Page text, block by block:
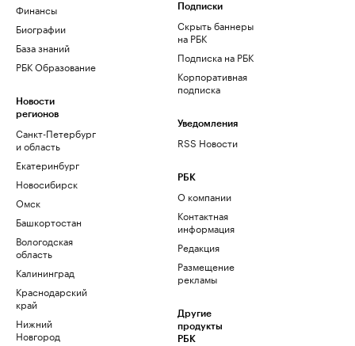
Финансы
Биографии
База знаний
РБК Образование
Новости
регионов
Санкт-Петербург
и область
Екатеринбург
Новосибирск
Омск
Башкортостан
Вологодская
область
Калининград
Краснодарский
край
Нижний
Новгород
Подписки
Скрыть баннеры
на РБК
Подписка на РБК
Корпоративная
подписка
Уведомления
RSS Новости
РБК
О компании
Контактная
информация
Редакция
Размещение
рекламы
Другие
продукты
РБК